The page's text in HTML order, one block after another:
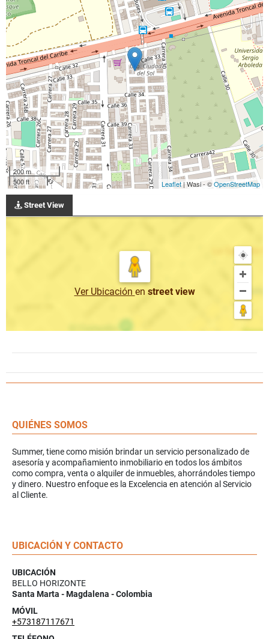
200 m
500 ft
Leaflet| Wasi - ©OpenStreetMap
Street View
Ver Ubicación en street view
QUIÉNES SOMOS
Summer, tiene como misión brindar un servicio personalizado de
asesoría y acompañamiento inmobiliario en todos los ámbitos
como compra, venta o alquiler de inmuebles, ahorrándoles tiempo
y dinero. Nuestro enfoque es la Excelencia en atención al Servicio
al Cliente.
UBICACIÓN Y CONTACTO
UBICACIÓN
BELLO HORIZONTE
Santa Marta - Magdalena - Colombia
MÓVIL
+573187117671